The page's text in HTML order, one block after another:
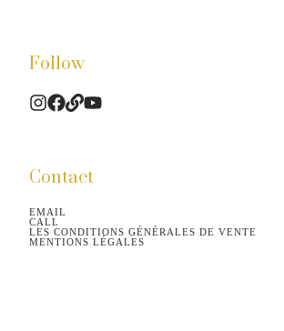
Follow
Contact
EMAIL
CALL
LES CONDITIONS GÉNÉRALES DE VENTE
MENTIONS LÉGALES